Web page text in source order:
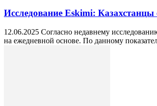
Исследование Eskimi:
12.06.2025 Согласно недавнему
на ежедневной основе. По данному